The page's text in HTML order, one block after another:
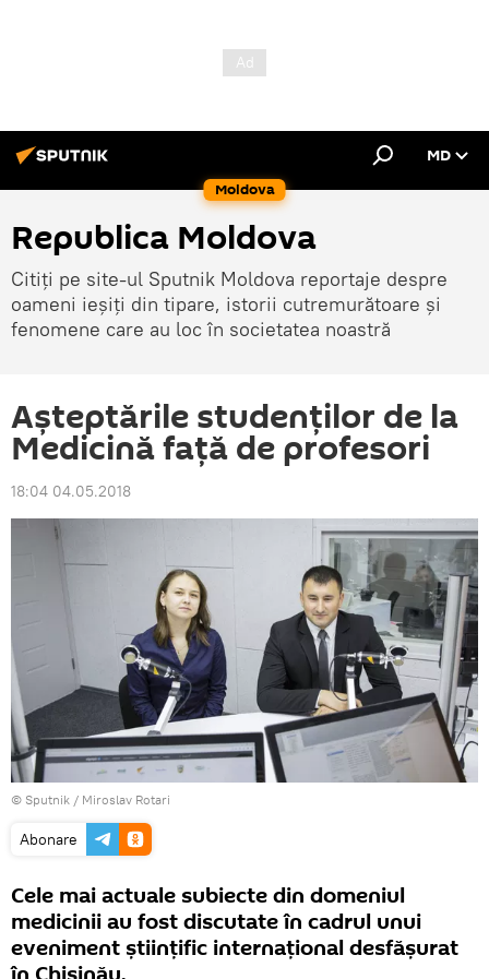
Moldova
MD
Republica Moldova
Citiți pe site-ul Sputnik Moldova reportaje despre
oameni ieșiți din tipare, istorii cutremurătoare și
fenomene care au loc în societatea noastră
Așteptările studenților de la
Medicină față de profesori
18:04 04.05.2018
© Sputnik / Miroslav Rotari
Abonare
Cele mai actuale subiecte din domeniul
medicinii au fost discutate în cadrul unui
eveniment științific internațional desfășurat